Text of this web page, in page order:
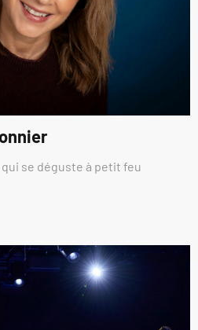
se déguste à petit feu